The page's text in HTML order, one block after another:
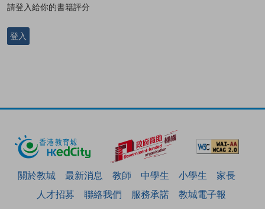
請登入給你的書籍評分
登入
關於教城 最新消息 教師 中學生 小學生
家長
人才招募
聯絡我們 服務承諾 教城電子報